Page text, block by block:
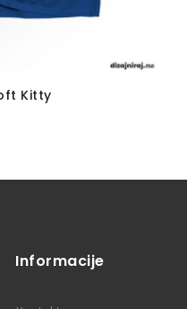
Kitty
Informacije